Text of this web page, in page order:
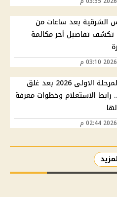
الشرقية بعد ساعات من
تكشف تفاصيل أخر مكالمة
نتيجة تنسيق المرحلة الاولى 2026 بعد غلق
رابط الاستعلام وخطوات معرفة